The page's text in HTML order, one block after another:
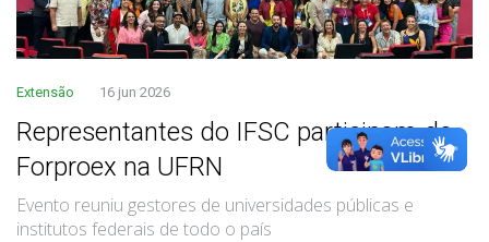
Extensão 16 jun 2026
Representantes do IFSC participam do
Forproex na UFRN
Evento reuniu gestores de universidades públicas e
institutos federais de todo o país